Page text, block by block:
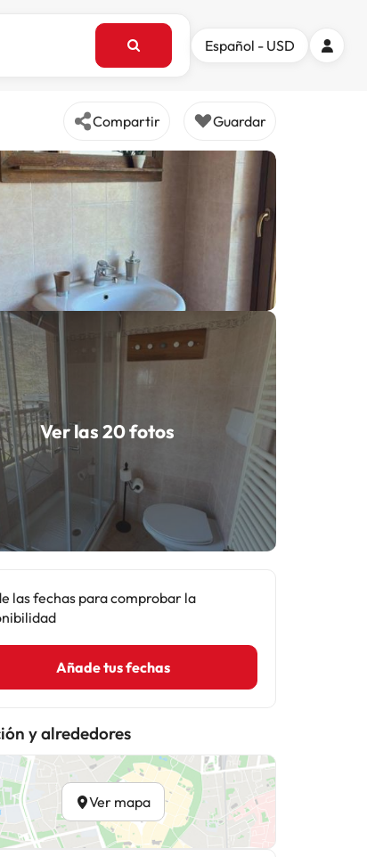
Español - USD
Compartir Guardar
Ver las 20 fotos
las fechas para comprobar la
Añade tus fechas
y alrededores
Ver mapa